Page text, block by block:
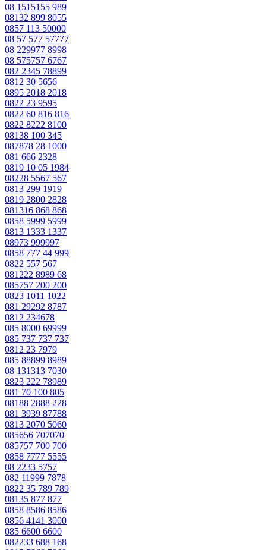
08 1515155 989
08132 899 8055
0857 113 50000
08 57 577 57777
08 229977 8998
08 575757 6767
082 2345 78899
0812 30 5656
0895 2018 2018
0822 23 9595
0822 60 816 816
0822 8222 8100
08138 100 345
087878 28 1000
081 666 2328
0819 10 05 1984
08228 5567 567
0813 299 1919
0819 2800 2828
081316 868 868
0858 5999 5999
0813 1333 1337
08973 999997
0858 777 44 999
0822 557 567
081222 8989 68
085757 200 200
0823 1011 1022
081 29292 8787
0812 234678
085 8000 69999
085 737 737 737
0812 23 7979
085 88899 8989
08 131313 7030
0823 222 78989
081 70 100 805
08188 2888 228
081 3939 87788
0813 2070 5060
085656 707070
085757 700 700
0858 7777 5555
08 2233 5757
082 11999 7878
0822 35 789 789
08135 877 877
0858 8586 8586
0856 4141 3000
085 6600 6600
082233 688 168